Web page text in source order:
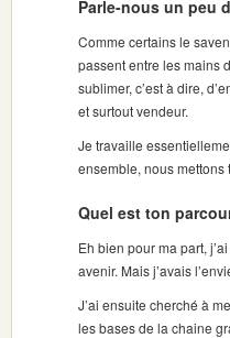
Parle-nous un peu
Comme certains le
passent entre les mains
sublimer, c’est à dire,
et surtout vendeur.
Je travaille
ensemble, nous
Quel est ton
Eh bien pour ma part,
avenir. Mais j’avais
J’ai ensuite cherché à
les bases de la chaine